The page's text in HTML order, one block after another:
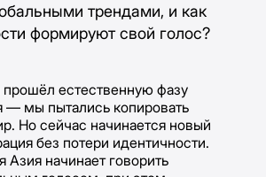
трендами, и как
формируют свой голос?
естественную фазу
— мы пытались копировать
Но сейчас начинается новый
без потери идентичности.
Азия начинает говорить